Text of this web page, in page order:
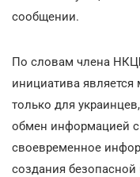
сообщении.
По словам члена
инициатива
только для
обмен информацией
своевременное
создания